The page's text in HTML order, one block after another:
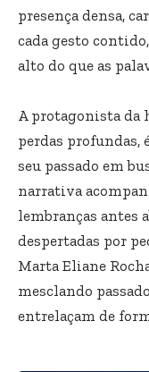
presença densa,
cada gesto
alto do que as
A protagonista da
perdas profundas,
seu passado em
narrativa
lembranças antes
despertadas por
Marta Eliane
mesclando
entrelaçam de